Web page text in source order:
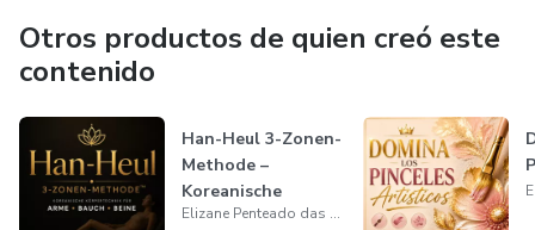
Otros productos de quien creó este
contenido
Han-Heul 3-Zonen-
Methode –
Koreanische
Körpertechnik
Elizane Penteado das Chagas